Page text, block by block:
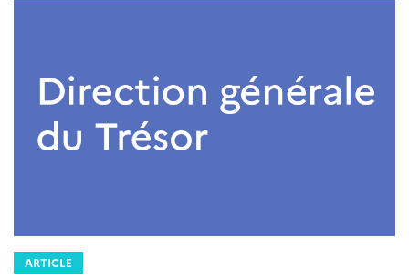
ARTICLE